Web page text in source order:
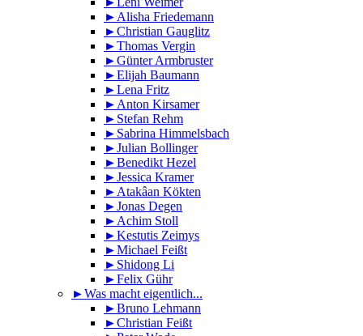
►Alisha Friedemann
►Christian Gauglitz
►Thomas Vergin
►Günter Armbruster
►Elijah Baumann
►Lena Fritz
►Anton Kirsamer
►Stefan Rehm
►Sabrina Himmelsbach
►Julian Bollinger
►Benedikt Hezel
►Jessica Kramer
►Atakâan Kökten
►Jonas Degen
►Achim Stoll
►Kestutis Zeimys
►Michael Feißt
►Shidong Li
►Felix Gühr
►Was macht eigentlich...
►Bruno Lehmann
►Christian Feißt